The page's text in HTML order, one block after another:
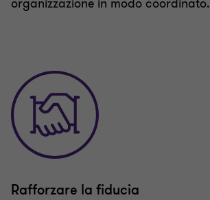
organizzazione in modo coordinato.
Rafforzare la fiducia